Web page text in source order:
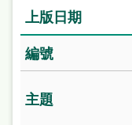
網
兒
童
版